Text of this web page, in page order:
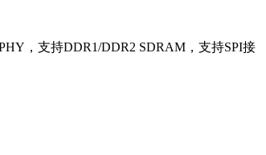
，支持DDR1/DDR2 SDRAM，支持SPI接